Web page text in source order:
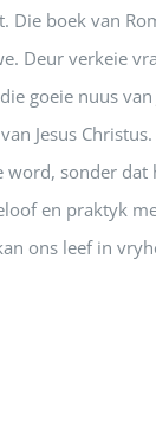
Die boek van
Deur verkeie
goeie nuus van
Jesus
sonder
en praktyk
ons leef in